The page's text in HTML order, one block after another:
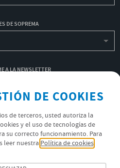
DE SOPREMA
A LA NEWSLETTER
DE COOKIES
de terceros, usted autoriza la
y el uso de tecnologías de
su correcto funcionamiento. Para
leer nuestra Política de cookies